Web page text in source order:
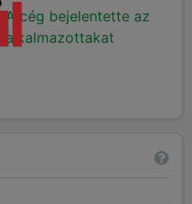
A cég bejelentette az
alkalmazottakat